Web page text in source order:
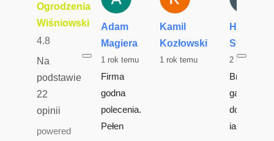
Ogrodzenia
Wiśniowski
4.8
Na
podstawie
22
opinii
powered
Adam
Magiera
1 rok temu
Firma
godna
polecenia.
Pełen
Kamil
Kozłowski
1 rok temu
Hubert
Starczyk
2 lata temu
Brama
garażowa
dobrej
jakości..